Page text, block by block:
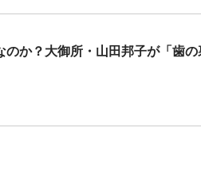
のか？大御所・山田邦子が「歯